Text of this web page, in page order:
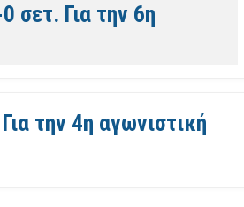
σετ. Για την 6η
την 4η αγωνιστική